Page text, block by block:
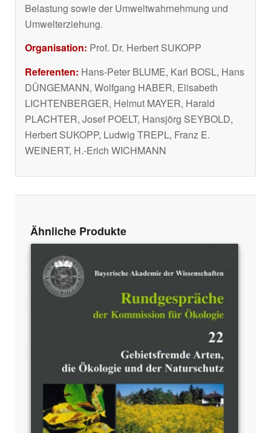
Belastung sowie der Umweltwahrnehmung und
Umwelterziehung.
Organisation: Prof. Dr. Herbert SUKOPP
Referenten: Hans-Peter BLUME, Karl BOSL, Hans
DÜNGEMANN, Wolfgang HABER, Elisabeth
LICHTENBERGER, Helmut MAYER, Harald
PLACHTER, Josef POELT, Hansjörg SEYBOLD,
Herbert SUKOPP, Ludwig TREPL, Franz E.
WEINERT, H.-Erich WICHMANN
Ähnliche Produkte